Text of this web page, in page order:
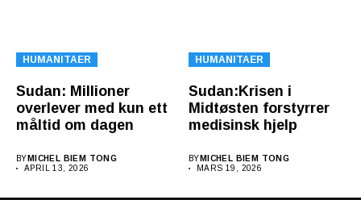
HUMANITAER
Sudan: Millioner
overlever med kun ett
måltid om dagen
BY MICHEL BIEM TONG
APRIL 13, 2026
HUMANITAER
Sudan:Krisen i
Midtøsten forstyrrer
medisinsk hjelp
BY MICHEL BIEM TONG
MARS 19, 2026